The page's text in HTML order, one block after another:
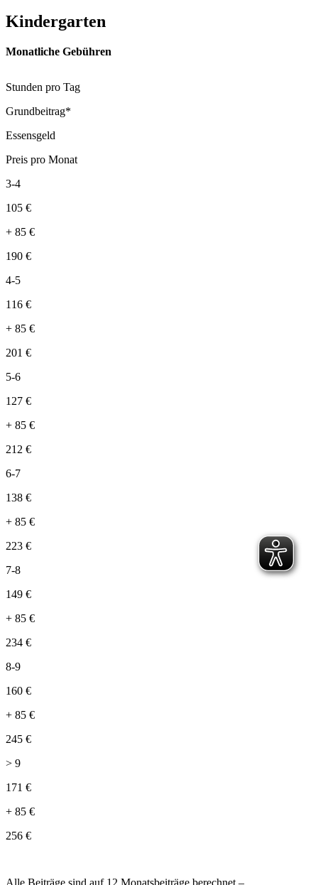
Kindergarten
Monatliche Gebühren
Stunden pro Tag
Grundbeitrag*
Essensgeld
Preis pro Monat
3-4
105 €
+ 85 €
190 €
4-5
116 €
+ 85 €
201 €
5-6
127 €
+ 85 €
212 €
6-7
138 €
+ 85 €
223 €
7-8
149 €
+ 85 €
234 €
8-9
160 €
+ 85 €
245 €
> 9
171 €
+ 85 €
256 €
Alle Beiträge sind auf 12 Monatsbeiträge berechnet –